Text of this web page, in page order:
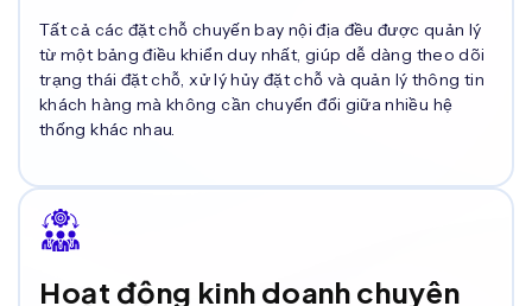
Tất cả các đặt chỗ chuyến bay nội địa đều được quản lý
từ một bảng điều khiển duy nhất, giúp dễ dàng theo dõi
trạng thái đặt chỗ, xử lý hủy đặt chỗ và quản lý thông tin
khách hàng mà không cần chuyển đổi giữa nhiều hệ
thống khác nhau.
Hoạt động kinh doanh chuyên